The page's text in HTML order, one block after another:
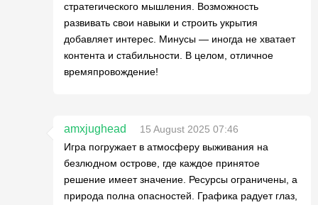
стратегического мышления. Возможность
развивать свои навыки и строить укрытия
добавляет интерес. Минусы — иногда не хватает
контента и стабильности. В целом, отличное
времяпровождение!
amxjughead
15 August 2025 07:46
Игра погружает в атмосферу выживания на
безлюдном острове, где каждое принятое
решение имеет значение. Ресурсы ограничены, а
природа полна опасностей. Графика радует глаз,